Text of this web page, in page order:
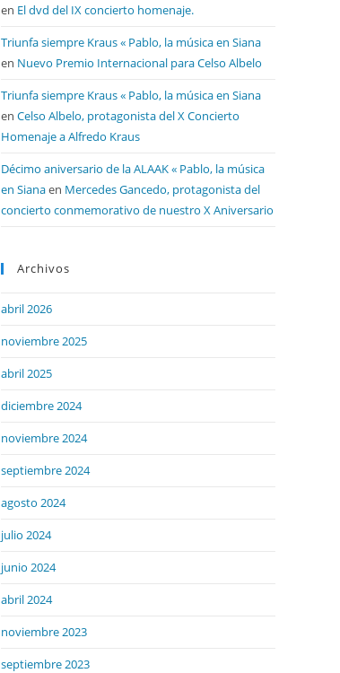
en El dvd del IX concierto homenaje.
Triunfa siempre Kraus « Pablo, la música en Siana
en Nuevo Premio Internacional para Celso Albelo
Triunfa siempre Kraus « Pablo, la música en Siana
en Celso Albelo, protagonista del X Concierto
Homenaje a Alfredo Kraus
Décimo aniversario de la ALAAK « Pablo, la música
en Sianaen Mercedes Gancedo, protagonista del
concierto conmemorativo de nuestro X Aniversario
Archivos
abril 2026
noviembre 2025
abril 2025
diciembre 2024
noviembre 2024
septiembre 2024
agosto 2024
julio 2024
junio 2024
abril 2024
noviembre 2023
septiembre 2023